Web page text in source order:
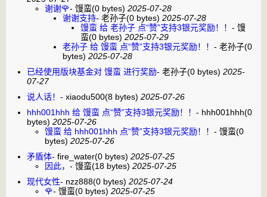
谢谢🌹- 馒蛮(0 bytes) 2025-07-28
谢谢支持- 老孙子(0 bytes) 2025-07-28
馒蛮 给 老孙子 点“赞”支持3银元奖励！！ - 馒
蛮(0 bytes) 2025-07-29
老孙子 给 馒蛮 点“赞”支持3银元奖励！！ - 老孙子(0
bytes) 2025-07-28
已经使用版块基金对 馒蛮 进行奖励- 老孙子(0 bytes) 2025-
07-27
说人话！ - xiaodu500(8 bytes) 2025-07-26
hhh001hhh 给 馒蛮 点“赞”支持3银元奖励！！ - hhh001hhh(0
bytes) 2025-07-26
馒蛮 给 hhh001hhh 点“赞”支持3银元奖励！！ - 馒蛮(0
bytes) 2025-07-26
矛盾体- fire_water(0 bytes) 2025-07-25
因此， - 馒蛮(18 bytes) 2025-07-25
现代女性- nzz888(0 bytes) 2025-07-24
🌹- 馒蛮(0 bytes) 2025-07-25